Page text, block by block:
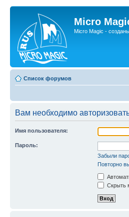
Micro
Micro Magic -
Список форумов
Вам необходимо
Имя пользователя:
Пароль:
Забыли
Повторно
Скрыть